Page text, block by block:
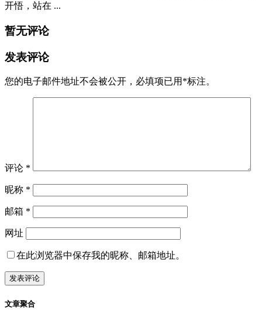
开悟，站在 ...
暂无评论
发表评论
您的电子邮件地址不会被公开， 必填项已用 *标注。
评论 *
昵称 *
邮箱 *
网址
在此浏览器中保存我的昵称、邮箱地址。
文章聚合